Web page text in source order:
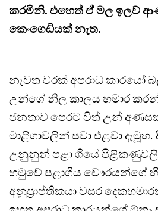
කරමිනි. එහෙත් ඒ මල ඉලව්
කෙංගෙඩියක් නැත.
නැවත වරක් අපරාධ කාරයෝ
උන්ගේ නිල කාලය හමාර
ජනතාව පෙරට විත් උන්
මාළිගාවලින් පවා එළවා දැමූහ.
උනුනුන් පළා ගියේ
හමුවේ පළාගිය චෞරයන්ගේ
අනුප්‍රාප්තිකයා වසර